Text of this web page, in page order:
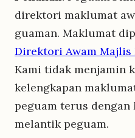
direktori maklumat
guaman. Maklumat
Direktori Awam Majlis
Kami tidak menjamin
kelengkapan
peguam terus dengan
melantik peguam.